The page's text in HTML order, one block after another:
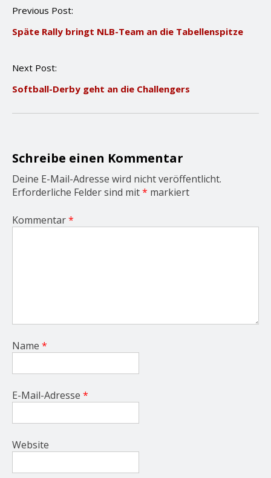
P
s
a
i
o
Previous Post:
Späte Rally bringt NLB-Team an die Tabellenspitze
Next Post:
Softball-Derby geht an die Challengers
Schreibe einen Kommentar
Deine E-Mail-Adresse wird nicht veröffentlicht.
Erforderliche Felder sind mit* markiert
Kommentar*
Name *
E-Mail-Adresse *
Website